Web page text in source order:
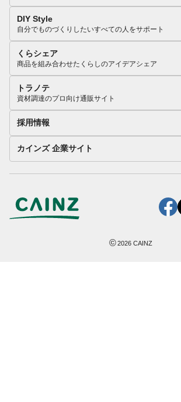
DIY Style
自分でものづくりしたいすべての人をサポート
くらシェア
商品を組み合わせたくらしのアイデアシェア
トラノテ
資材調達のプロ向け通販サイト
採用情報
カインズ 企業サイト
©2026 CAINZ